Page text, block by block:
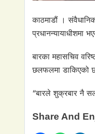
काठमाडौं ।
प्रधानन्यायाधीशमा
बारका महासचिव
छलफलमा डाकिएको छ
“बारले शुक्रबार नै
Share And